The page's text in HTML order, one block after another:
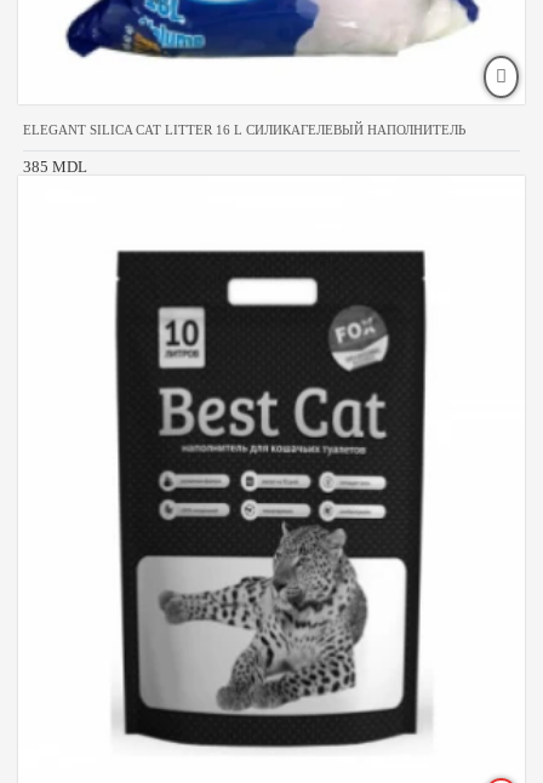
ELEGANT SILICA CAT LITTER 16 L СИЛИКАГЕЛЕВЫЙ НАПОЛНИТЕЛЬ
385 MDL